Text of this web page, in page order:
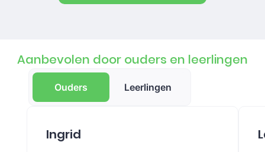
Aanbevolen door ouders en leerlingen
Ouders Leerlingen
Ingrid